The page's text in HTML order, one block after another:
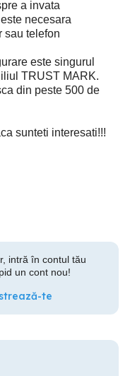
a invata
necesara
sau telefon
este singurul
TRUST MARK.
din peste 500 de
sunteti interesati!!!
intră în contul tău
un cont nou!
te